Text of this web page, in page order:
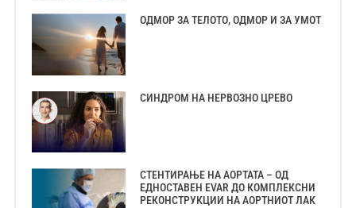
ОДМОР ЗА ТЕЛОТО, ОДМОР И ЗА УМОТ
СИНДРОМ НА НЕРВОЗНО ЦРЕВО
СТЕНТИРАЊЕ НА АОРТАТА – ОД
ЕДНОСТАВЕН EVAR ДО КОМПЛЕКСНИ
РЕКОНСТРУКЦИИ НА АОРТНИОТ ЛАК